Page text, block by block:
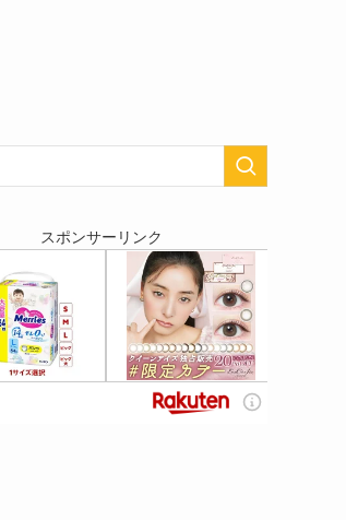
スポンサーリンク